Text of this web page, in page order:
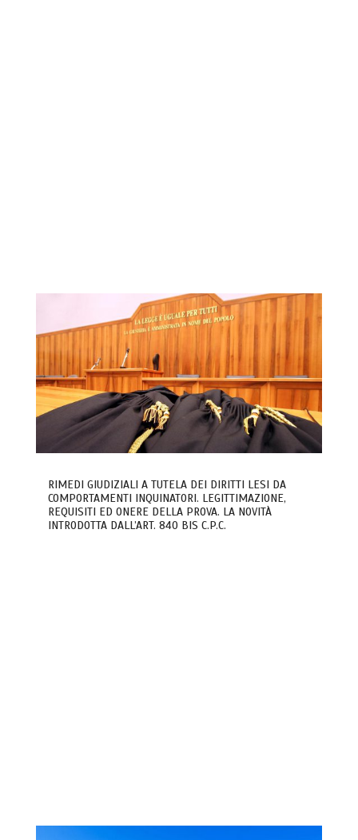
RIMEDI GIUDIZIALI A TUTELA DEI DIRITTI LESI DA
COMPORTAMENTI INQUINATORI. LEGITTIMAZIONE,
REQUISITI ED ONERE DELLA PROVA. LA NOVITÀ
INTRODOTTA DALL’ART. 840 BIS C.P.C.